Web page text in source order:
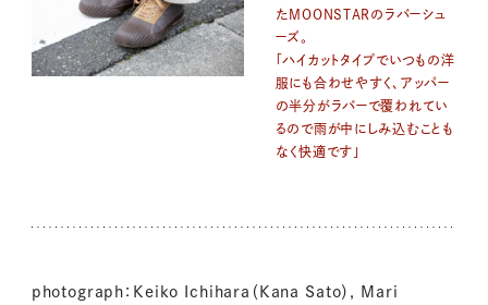
たMOONSTARのラバーシュ
ーズ。
「ハイカットタイプでいつもの洋
服にも合わせやすく、アッパー
の半分がラバーで覆われてい
るので雨が中にしみ込むことも
なく快適です」
photograph：Keiko Ichihara（Kana Sato）, Mari